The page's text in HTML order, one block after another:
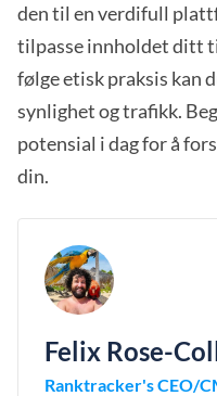
den til en verdifull
tilpasse innholdet ditt
følge etisk praksis kan
synlighet og trafikk.
potensial i dag for å
din.
Felix Rose-
Ranktracker's CEO/